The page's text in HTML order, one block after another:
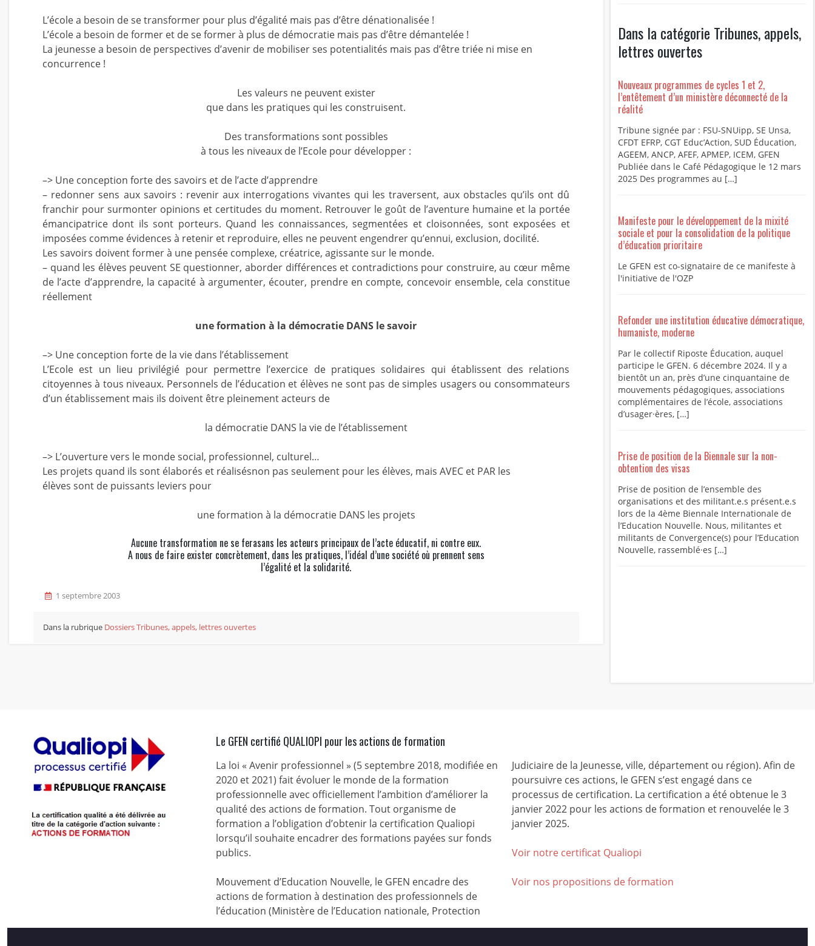
L’école a besoin de se transformer pour plus d’égalité mais pas d’être dénationalisée !
L’école a besoin de former et de se former à plus de démocratie mais pas d’être démantelée !
La jeunesse a besoin de perspectives d’avenir de mobiliser ses potentialités mais pas d’être triée ni mise en
concurrence !
Les valeurs ne peuvent exister
que dans les pratiques qui les construisent.
Des transformations sont possibles
à tous les niveaux de l’Ecole pour développer :
–> Une conception forte des savoirs et de l’acte d’apprendre
– redonner sens aux savoirs : revenir aux interrogations vivantes qui les traversent, aux obstacles qu’ils ont dû
franchir pour surmonter opinions et certitudes du moment. Retrouver le goût de l’aventure humaine et la portée
émancipatrice dont ils sont porteurs. Quand les connaissances, segmentées et cloisonnées, sont exposées et
imposées comme évidences à retenir et reproduire, elles ne peuvent engendrer qu’ennui, exclusion, docilité.
Les savoirs doivent former à une pensée complexe, créatrice, agissante sur le monde.
– quand les élèves peuvent SE questionner, aborder différences et contradictions pour construire, au cœur même
de l’acte d’apprendre, la capacité à argumenter, écouter, prendre en compte, concevoir ensemble, cela constitue
réellement
une formation à la démocratie DANS le savoir
–> Une conception forte de la vie dans l’établissement
L’Ecole est un lieu privilégié pour permettre l’exercice de pratiques solidaires qui établissent des relations
citoyennes à tous niveaux. Personnels de l’éducation et élèves ne sont pas de simples usagers ou consommateurs
d’un établissement mais ils doivent être pleinement acteurs de
la démocratie DANS la vie de l’établissement
–> L’ouverture vers le monde social, professionnel, culturel…
Les projets quand ils sont élaborés et réalisésnon pas seulement pour les élèves, mais AVEC et PAR les
élèves sont de puissants leviers pour
une formation à la démocratie DANS les projets
Aucune transformation ne se ferasans les acteurs principaux de l’acte éducatif, ni contre eux.
A nous de faire exister concrètement, dans les pratiques, l’idéal d’une société où prennent sens
l’égalité et la solidarité.
1 septembre 2003
Dans la rubrique DossiersTribunes, appels, lettres ouvertes
Dans la catégorie Tribunes, appels,
lettres ouvertes
Nouveaux programmes de cycles 1 et 2,
l’entêtement d’un ministère déconnecté de la
réalité
Tribune signée par : FSU-SNUipp, SE Unsa,
CFDT EFRP, CGT Educ’Action, SUD Éducation,
AGEEM, ANCP, AFEF, APMEP, ICEM, GFEN
Publiée dans le Café Pédagogique le 12 mars
2025 Des programmes au […]
Manifeste pour le développement de la mixité
sociale et pour la consolidation de la politique
d’éducation prioritaire
Le GFEN est co-signataire de ce manifeste à
l'initiative de l'OZP
Refonder une institution éducative démocratique,
humaniste, moderne
Par le collectif Riposte Éducation, auquel
participe le GFEN. 6 décembre 2024. Il y a
bientôt un an, près d’une cinquantaine de
mouvements pédagogiques, associations
complémentaires de l’école, associations
d’usager·ères, […]
Prise de position de la Biennale sur la non-
obtention des visas
Prise de position de l’ensemble des
organisations et des militant.e.s présent.e.s
lors de la 4ème Biennale Internationale de
l’Education Nouvelle. Nous, militantes et
militants de Convergence(s) pour l’Education
Nouvelle, rassemblé·es […]
Le GFEN certifié QUALIOPI pour les actions de formation
La loi « Avenir professionnel » (5 septembre 2018, modifiée en
2020 et 2021) fait évoluer le monde de la formation
professionnelle avec officiellement l’ambition d’améliorer la
qualité des actions de formation. Tout organisme de
formation a l’obligation d’obtenir la certification Qualiopi
lorsqu’il souhaite encadrer des formations payées sur fonds
publics.
Mouvement d’Education Nouvelle, le GFEN encadre des
actions de formation à destination des professionnels de
l’éducation (Ministère de l’Education nationale, Protection
Judiciaire de la Jeunesse, ville, département ou région). Afin de
poursuivre ces actions, le GFEN s’est engagé dans ce
processus de certification. La certification a été obtenue le 3
janvier 2022 pour les actions de formation et renouvelée le 3
janvier 2025.
Voir notre certificat Qualiopi
Voir nos propositions de formation